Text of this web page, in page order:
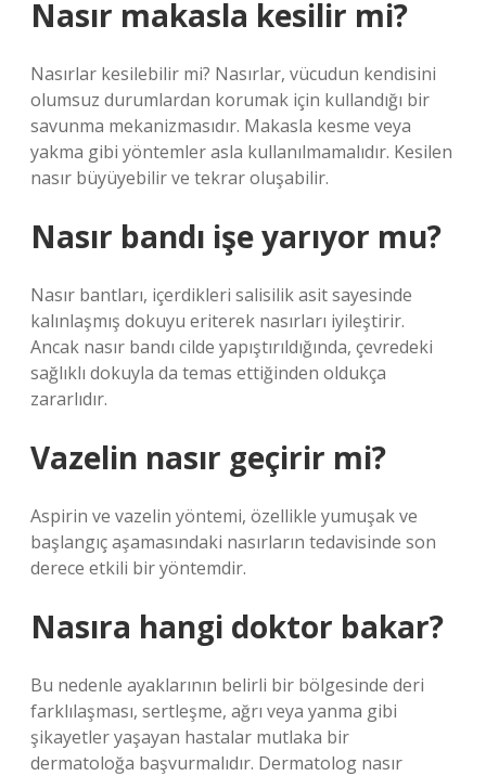
Nasır makasla kesilir mi?
Nasırlar kesilebilir mi? Nasırlar, vücudun kendisini
olumsuz durumlardan korumak için kullandığı bir
savunma mekanizmasıdır. Makasla kesme veya
yakma gibi yöntemler asla kullanılmamalıdır. Kesilen
nasır büyüyebilir ve tekrar oluşabilir.
Nasır bandı işe yarıyor mu?
Nasır bantları, içerdikleri salisilik asit sayesinde
kalınlaşmış dokuyu eriterek nasırları iyileştirir.
Ancak nasır bandı cilde yapıştırıldığında, çevredeki
sağlıklı dokuyla da temas ettiğinden oldukça
zararlıdır.
Vazelin nasır geçirir mi?
Aspirin ve vazelin yöntemi, özellikle yumuşak ve
başlangıç ​​aşamasındaki nasırların tedavisinde son
derece etkili bir yöntemdir.
Nasıra hangi doktor bakar?
Bu nedenle ayaklarının belirli bir bölgesinde deri
farklılaşması, sertleşme, ağrı veya yanma gibi
şikayetler yaşayan hastalar mutlaka bir
dermatoloğa başvurmalıdır. Dermatolog nasır